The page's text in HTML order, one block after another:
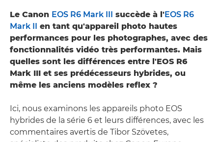
Le Canon EOS R6 Mark III succède à l'EOS R6
Mark II en tant qu'appareil photo hautes
performances pour les photographes, avec des
fonctionnalités vidéo très performantes. Mais
quelles sont les différences entre l'EOS R6
Mark III et ses prédécesseurs hybrides, ou
même les anciens modèles reflex ?
Ici, nous examinons les appareils photo EOS
hybrides de la série 6 et leurs différences, avec les
commentaires avertis de Tibor Szövetes,